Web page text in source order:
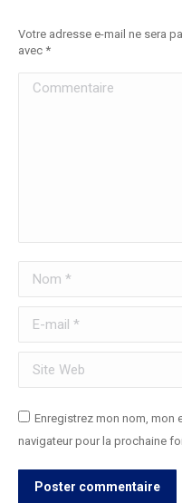
Votre adresse e-mail ne sera
avec *
Commentaire
Nom *
E-mail *
Site Web
Enregistrez mon nom, mon
navigateur pour la prochaine
Poster commentaire